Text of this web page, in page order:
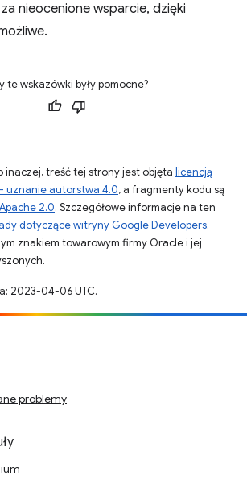
nieocenione wsparcie, dzięki
te wskazówki były pomocne?
inaczej, treść tej strony jest objęta licencją
uznanie autorstwa 4.0, a fragmenty kodu są
2.0. Szczegółowe informacje na ten
dotyczące witryny Google Developers.
znakiem towarowym firmy Oracle i jej
2023-04-06 UTC.
problemy